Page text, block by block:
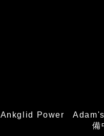
Ankglid Power
備